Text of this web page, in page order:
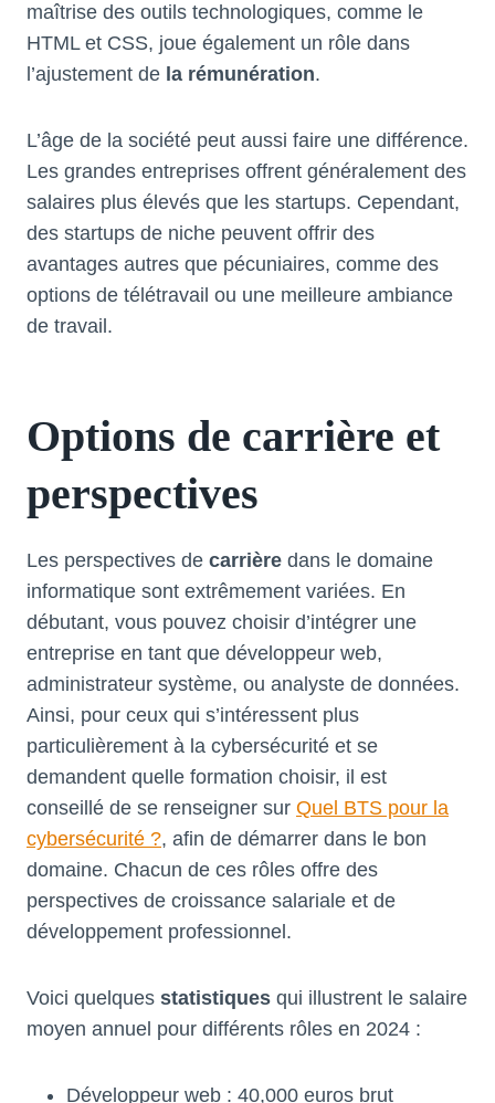
maîtrise des outils technologiques, comme le
HTML et CSS, joue également un rôle dans
l’ajustement de la rémunération.
L’âge de la société peut aussi faire une différence.
Les grandes entreprises offrent généralement des
salaires plus élevés que les startups. Cependant,
des startups de niche peuvent offrir des
avantages autres que pécuniaires, comme des
options de télétravail ou une meilleure ambiance
de travail.
Options de carrière et
perspectives
Les perspectives de carrière dans le domaine
informatique sont extrêmement variées. En
débutant, vous pouvez choisir d’intégrer une
entreprise en tant que développeur web,
administrateur système, ou analyste de données.
Ainsi, pour ceux qui s’intéressent plus
particulièrement à la cybersécurité et se
demandent quelle formation choisir, il est
conseillé de se renseigner sur Quel BTS pour la
cybersécurité ?, afin de démarrer dans le bon
domaine. Chacun de ces rôles offre des
perspectives de croissance salariale et de
développement professionnel.
Voici quelques statistiques qui illustrent le salaire
moyen annuel pour différents rôles en 2024 :
Développeur web : 40,000 euros brut